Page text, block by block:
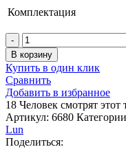
Комплектация
Количество
товара
Лодка
на
воздушной
подушке
1:20
Zhi
Lun
6680
В корзину
Купить в один клик
Сравнить
Добавить в избранное
18 Человек смотрят этот
Артикул: 6680
Lun
Поделиться: